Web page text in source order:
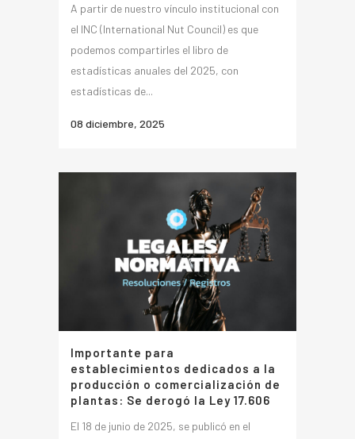
A partir de nuestro vínculo institucional con
el INC (International Nut Council) es que
podemos compartirles el libro de
estadísticas anuales del 2025, con
estadísticas de...
08 diciembre, 2025
Importante para
establecimientos dedicados a la
producción o comercialización de
plantas: Se derogó la Ley 17.606
El 18 de junio de 2025, se publicó en el